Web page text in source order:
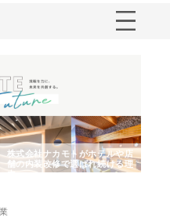
株式会社ナカモトがホテルや店
舗の内装改修で選ばれ続ける理
由